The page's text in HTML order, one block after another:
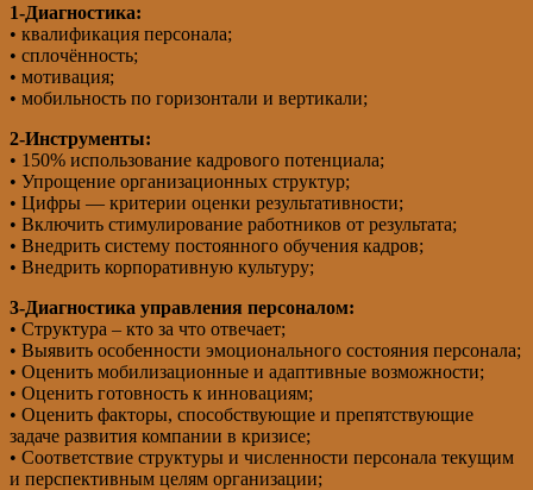
1-Диагностика:
• квалификация персонала;
• сплочённость;
• мотивация;
• мобильность по горизонтали и вертикали;
2-Инструменты:
• 150% использование кадрового потенциала;
• Упрощение организационных структур;
• Цифры — критерии оценки результативности;
• Включить стимулирование работников от результата;
• Внедрить систему постоянного обучения кадров;
• Внедрить корпоративную культуру;
3-Диагностика управления персоналом:
• Структура – кто за что отвечает;
• Выявить особенности эмоционального состояния персонала;
• Оценить мобилизационные и адаптивные возможности;
• Оценить готовность к инновациям;
• Оценить факторы, способствующие и препятствующие
задаче развития компании в кризисе;
• Соответствие структуры и численности персонала текущим
и перспективным целям организации;